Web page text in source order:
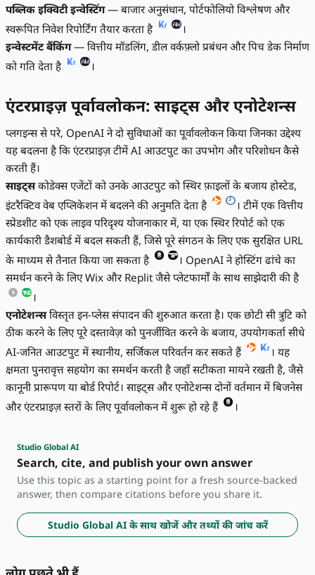
पब्लिक इक्विटी इन्वेस्टिंग— बाजार अनुसंधान, पोर्टफोलियो विश्लेषण और
स्वरूपित निवेश रिपोर्टिंग तैयार करता है
।
इन्वेस्टमेंट बैंकिंग— वित्तीय मॉडलिंग, डील वर्कफ़्लो प्रबंधन और पिच डेक निर्माण
को गति देता है
।
एंटरप्राइज़ पूर्वावलोकन: साइट्स और एनोटेशन्स
प्लगइन्स से परे, OpenAI ने दो सुविधाओं का पूर्वावलोकन किया जिनका उद्देश्य
यह बदलना है कि एंटरप्राइज़ टीमें AI आउटपुट का उपभोग और परिशोधन कैसे
करती हैं।
साइट्सकोडेक्स एजेंटों को उनके आउटपुट को स्थिर फ़ाइलों के बजाय होस्टेड,
इंटरैक्टिव वेब एप्लिकेशन में बदलने की अनुमति देता है
। टीमें एक वित्तीय
स्प्रेडशीट को एक लाइव परिदृश्य योजनाकार में, या एक स्थिर रिपोर्ट को एक
कार्यकारी डैशबोर्ड में बदल सकती हैं, जिसे पूरे संगठन के लिए एक सुरक्षित URL
के माध्यम से तैनात किया जा सकता है
। OpenAI ने होस्टिंग ढांचे का
समर्थन करने के लिए Wix और Replit जैसे प्लेटफार्मों के साथ साझेदारी की है
।
एनोटेशन्सविस्तृत इन-प्लेस संपादन की शुरुआत करता है। एक छोटी सी त्रुटि को
ठीक करने के लिए पूरे दस्तावेज़ को पुनर्जीवित करने के बजाय, उपयोगकर्ता सीधे
AI-जनित आउटपुट में स्थानीय, सर्जिकल परिवर्तन कर सकते हैं
। यह
क्षमता पुनरावृत्त सहयोग का समर्थन करती है जहाँ सटीकता मायने रखती है, जैसे
कानूनी प्रारूपण या बोर्ड रिपोर्ट। साइट्स और एनोटेशन्स दोनों वर्तमान में बिजनेस
और एंटरप्राइज़ स्तरों के लिए पूर्वावलोकन में शुरू हो रहे हैं
।
Studio Global AI
Search, cite, and publish your own answer
Use this topic as a starting point for a fresh source-backed
answer, then compare citations before you share it.
Studio Global AI के साथ खोजें और तथ्यों की जांच करें